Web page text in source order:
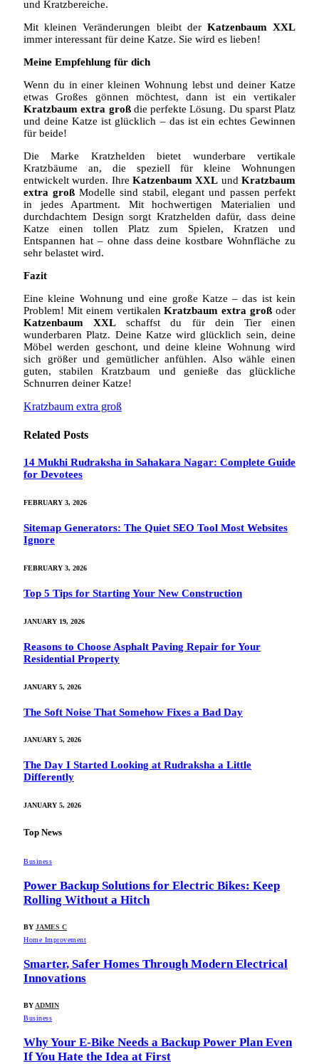
und Kratzbereiche.
Mit kleinen Veränderungen bleibt der Katzenbaum XXL
immer interessant für deine Katze. Sie wird es lieben!
Meine Empfehlung für dich
Wenn du in einer kleinen Wohnung lebst und deiner Katze
etwas Großes gönnen möchtest, dann ist ein vertikaler
Kratzbaum extra großdie perfekte Lösung. Du sparst Platz
und deine Katze ist glücklich – das ist ein echtes Gewinnen
für beide!
Die Marke Kratzhelden bietet wunderbare vertikale
Kratzbäume an, die speziell für kleine Wohnungen
entwickelt wurden. Ihre Katzenbaum XXL undKratzbaum
extra großModelle sind stabil, elegant und passen perfekt
in jedes Apartment. Mit hochwertigen Materialien und
durchdachtem Design sorgt Kratzhelden dafür, dass deine
Katze einen tollen Platz zum Spielen, Kratzen und
Entspannen hat – ohne dass deine kostbare Wohnfläche zu
sehr belastet wird.
Fazit
Eine kleine Wohnung und eine große Katze – das ist kein
Problem! Mit einem vertikalenKratzbaum extra groß oder
Katzenbaum XXL schaffst du für dein Tier einen
wunderbaren Platz. Deine Katze wird glücklich sein, deine
Möbel werden geschont, und deine kleine Wohnung wird
sich größer und gemütlicher anfühlen. Also wähle einen
guten, stabilen Kratzbaum und genieße das glückliche
Schnurren deiner Katze!
Kratzbaum extra groß
Related Posts
14 Mukhi Rudraksha in Sahakara Nagar: Complete Guide
for Devotees
FEBRUARY 3, 2026
Sitemap Generators: The Quiet SEO Tool Most Websites
Ignore
FEBRUARY 3, 2026
Top 5 Tips for Starting Your New Construction
JANUARY 19, 2026
Reasons to Choose Asphalt Paving Repair for Your
Residential Property
JANUARY 5, 2026
The Soft Noise That Somehow Fixes a Bad Day
JANUARY 5, 2026
The Day I Started Looking at Rudraksha a Little
Differently
JANUARY 5, 2026
Top News
Business
Power Backup Solutions for Electric Bikes: Keep
Rolling Without a Hitch
BY JAMES C
Home Improvement
Smarter, Safer Homes Through Modern Electrical
Innovations
BY ADMIN
Business
Why Your E-Bike Needs a Backup Power Plan Even
If You Hate the Idea at First